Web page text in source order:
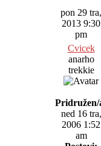
pon 29 tra,
2013 9:30
pm
Cvicek
anarho
trekkie
Pridružen/
ned 16 tra,
2006 1:52
am